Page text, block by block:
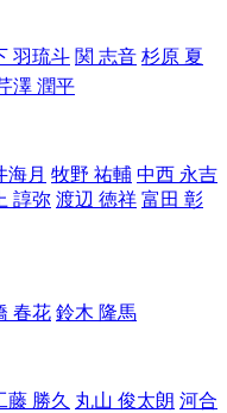
羽琉斗 関 志音 杉原 夏
澤 潤平
海月 牧野 祐輔 中西 永吉
諄弥 渡辺 徳祥 富田 彰
春花 鈴木 隆馬
藤 勝久 丸山 俊太朗 河合